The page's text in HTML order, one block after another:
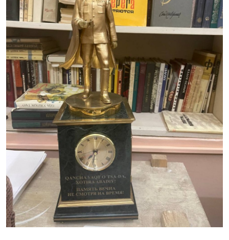
ГНМБ
История здравоохранения Узбекистана
Периодические издания
Медики Узбекистана
Фотогалерея
ВАК
ИИ
Статистика
PDF-translator
Проблемы Арала